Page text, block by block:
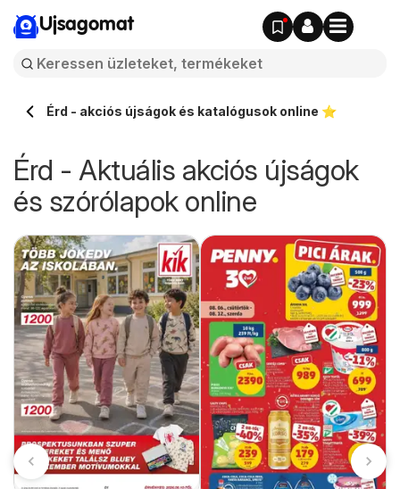
Ujsagomat
Érd - akciós újságok és katalógusok online ⭐️
Érd - Aktuális akciós újságok
és szórólapok online